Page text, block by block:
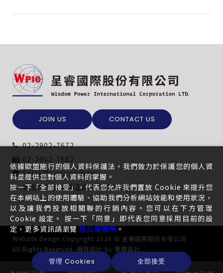
02-2902-7672
02-2902-7682
Sales@wpic.com.tw
新北市新莊區中正路649-3號5樓
JOIN US CONTACT US
Website Design Copyright 2026 © 呈睿國際股份有限公司
All Rights Reserved. 網頁設計 by 覺醒設計
依據歐盟施行的個人資料保護法，我們致力於保護您的個人資
料並提供您對個人資料的掌握。
按一下「全部接受」，代表您允許我們置放 Cookie 來提升您
在本網站上的使用體驗、協助我們分析網站效能和使用狀況，
以及讓我們投放相關聯的行銷內容。您可以在下方管理
Cookie 設定。 按一下「同意」即代表您同意採用目前的設
定，更多資訊請瀏覽隱私權聲明。
管理 Cookies 全部接受